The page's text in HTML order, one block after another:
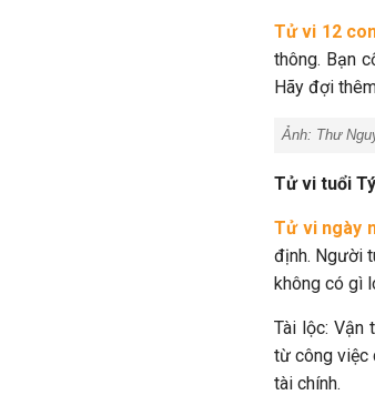
Tử vi 12
thông. Bạn
Hãy đợi
Ảnh: Thư
Tử vi tuổi Tý
Tử vi ngày
định. Người
không có gì
Tài lộc: Vận
từ công việc
tài chính.